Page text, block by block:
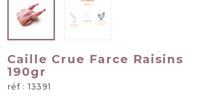
Caille Crue Farce Raisins
190gr
réf : 13391